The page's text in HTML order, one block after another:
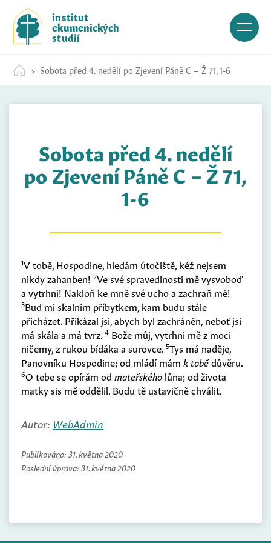
c
institut
ekumenických
studií
Sobota před 4. nedělí po Zjevení Páně C – Ž 71, 1-6
Sobota před 4. nedělí
po Zjevení Páně C – Ž 71,
1-6
1V tobě, Hospodine, hledám útočiště, kéž nejsem
nikdy zahanben! 2Ve své spravedlnosti mě vysvoboď
a vytrhni! Nakloň ke mně své ucho a zachraň mě!
3Buď mi skalním příbytkem, kam budu stále
přicházet. Přikázal jsi, abych byl zachráněn, neboť jsi
má skála a má tvrz. 4 Bože můj, vytrhni mě z moci
ničemy, z rukou bídáka a surovce. 5Tys má naděje,
Panovníku Hospodine; od mládí mám k tobědůvěru.
6O tebe se opírám od mateřského lůna; od života
matky sis mě oddělil. Budu tě ustavičně chválit.
Autor: WebAdmin
Publikováno: 31. května 2020
Poslední úprava: 31. května 2020